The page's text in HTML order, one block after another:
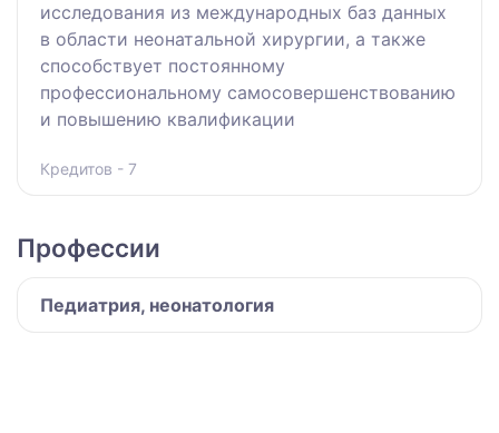
исследования из международных баз данных
в области неонатальной хирургии, а также
способствует постоянному
профессиональному самосовершенствованию
и повышению квалификации
Кредитов - 7
Профессии
Педиатрия, неонатология